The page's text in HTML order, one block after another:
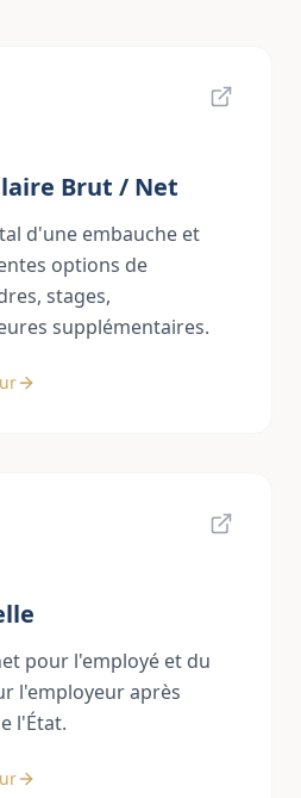
Brut / Net
d'une embauche et
options de
stages,
supplémentaires.
pour l'employé et du
l'employeur après
l'État.